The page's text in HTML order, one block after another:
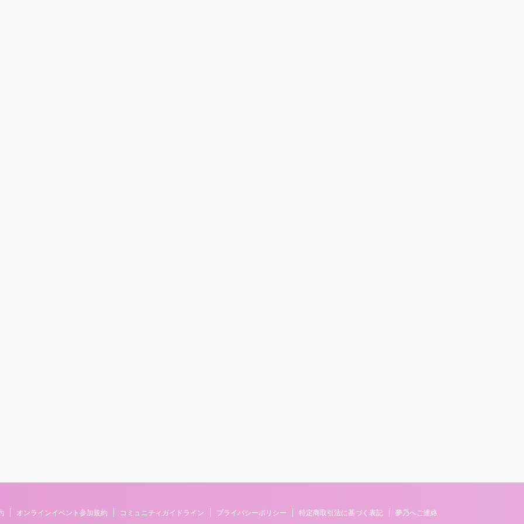
オンラインイベント参加規約 コミュニティガイドライン プライバシーポリシー 特定商取引法に基づく表記 夢乃へご連絡